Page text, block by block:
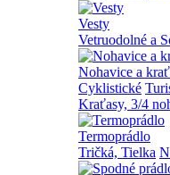
Vesty
Vetruodolné a
Nohavice a
Cyklistické
Kraťasy, 3/4
Termoprádlo
Tričká, Tielka